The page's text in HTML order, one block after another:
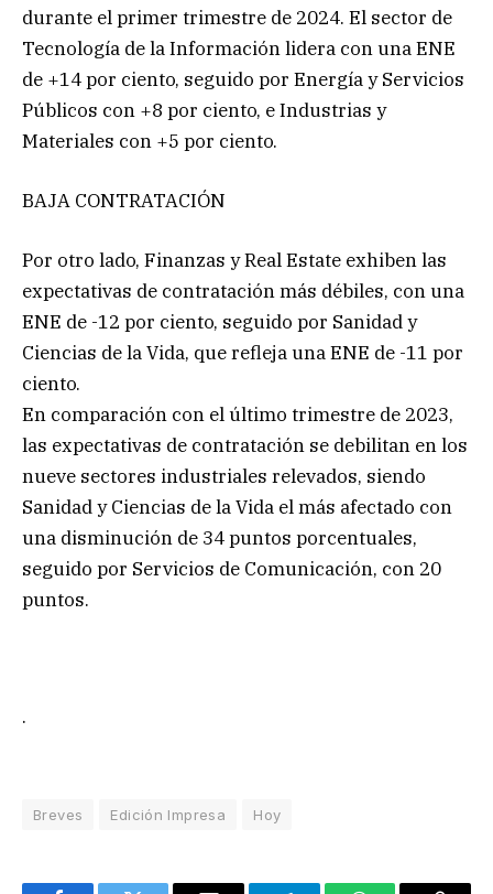
durante el primer trimestre de 2024. El sector de
Tecnología de la Información lidera con una ENE
de +14 por ciento, seguido por Energía y Servicios
Públicos con +8 por ciento, e Industrias y
Materiales con +5 por ciento.
BAJA CONTRATACIÓN
Por otro lado, Finanzas y Real Estate exhiben las
expectativas de contratación más débiles, con una
ENE de -12 por ciento, seguido por Sanidad y
Ciencias de la Vida, que refleja una ENE de -11 por
ciento.
En comparación con el último trimestre de 2023,
las expectativas de contratación se debilitan en los
nueve sectores industriales relevados, siendo
Sanidad y Ciencias de la Vida el más afectado con
una disminución de 34 puntos porcentuales,
seguido por Servicios de Comunicación, con 20
puntos.
.
Breves Edición Impresa Hoy